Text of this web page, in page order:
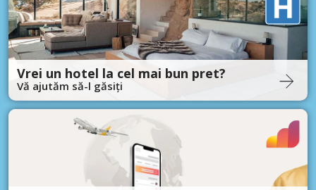
Vrei un hotel la cel mai bun pret?
Vă ajutăm să-l găsiți